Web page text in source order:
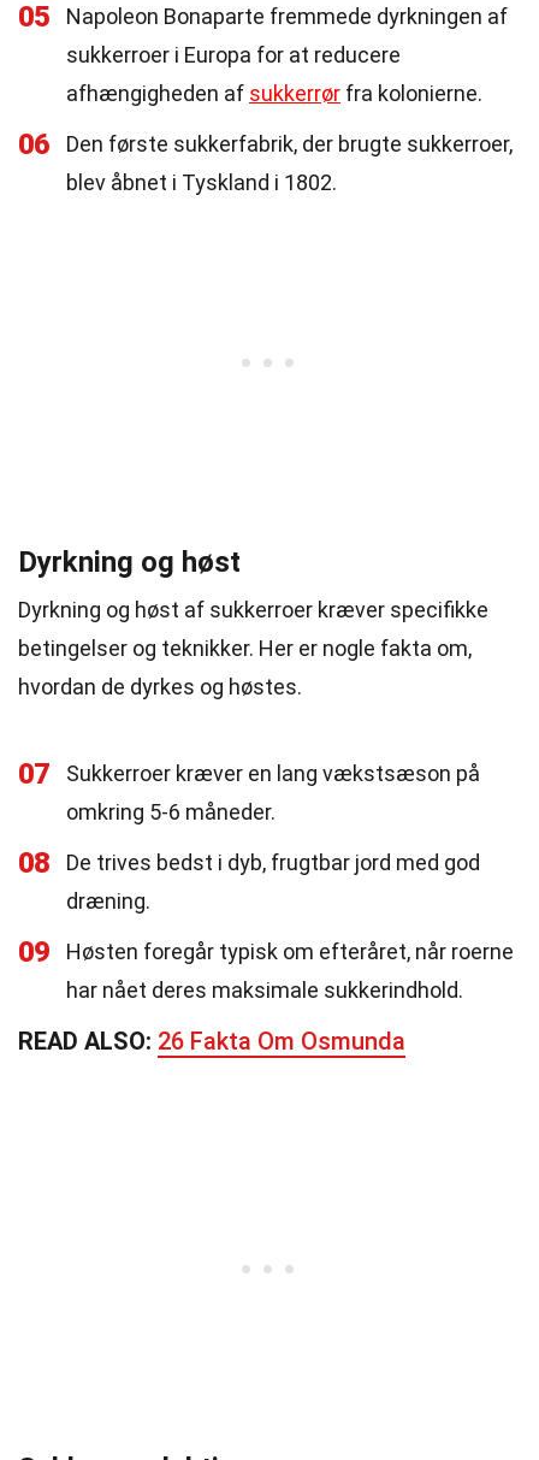
05
Napoleon Bonaparte fremmede dyrkningen af
sukkerroer i Europa for at reducere
afhængigheden af sukkerrør fra kolonierne.
06
Den første sukkerfabrik, der brugte sukkerroer,
blev åbnet i Tyskland i 1802.
Dyrkning og høst
Dyrkning og høst af sukkerroer kræver specifikke
betingelser og teknikker. Her er nogle fakta om,
hvordan de dyrkes og høstes.
07
Sukkerroer kræver en lang vækstsæson på
omkring 5-6 måneder.
08
De trives bedst i dyb, frugtbar jord med god
dræning.
09
Høsten foregår typisk om efteråret, når roerne
har nået deres maksimale sukkerindhold.
READ ALSO: 26 Fakta Om Osmunda